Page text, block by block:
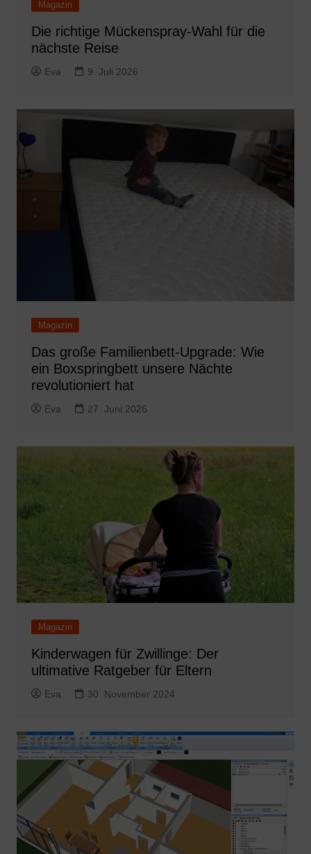
Magazin
Die richtige Mückenspray-Wahl für die
nächste Reise
Eva 9. Juli 2026
Magazin
Das große Familienbett-Upgrade: Wie
ein Boxspringbett unsere Nächte
revolutioniert hat
Eva 27. Juni 2026
Magazin
Kinderwagen für Zwillinge: Der
ultimative Ratgeber für Eltern
Eva 30. November 2024